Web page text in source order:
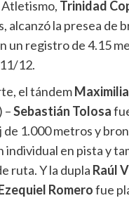
Atletismo, Trinidad
alcanzó la presea de
un registro de 4.15
12.
el tándem
–Sebastián Tolosa
1.000 metros y
individual en pista y
ruta. Y la dupla Raúl
Romerofue